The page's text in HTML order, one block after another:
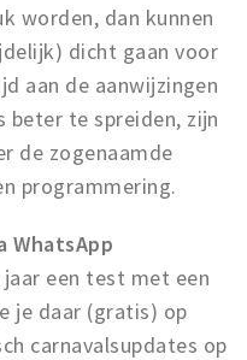
worden, dan kunnen
dicht gaan voor
aan de aanwijzingen
beter te spreiden, zijn
de zogenaamde
programmering.
WhatsApp
een test met een
je daar (gratis) op
carnavalsupdates op